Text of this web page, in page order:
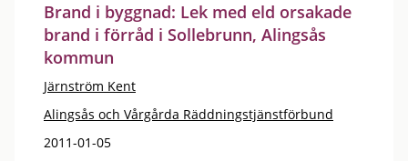
Brand i byggnad: Lek med eld orsakade
brand i förråd i Sollebrunn, Alingsås
kommun
Järnström Kent
Alingsås och Vårgårda Räddningstjänstförbund
2011-01-05